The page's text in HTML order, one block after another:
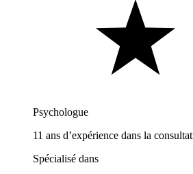
Psychologue
11 ans d’expérience dans la
Spécialisé dans